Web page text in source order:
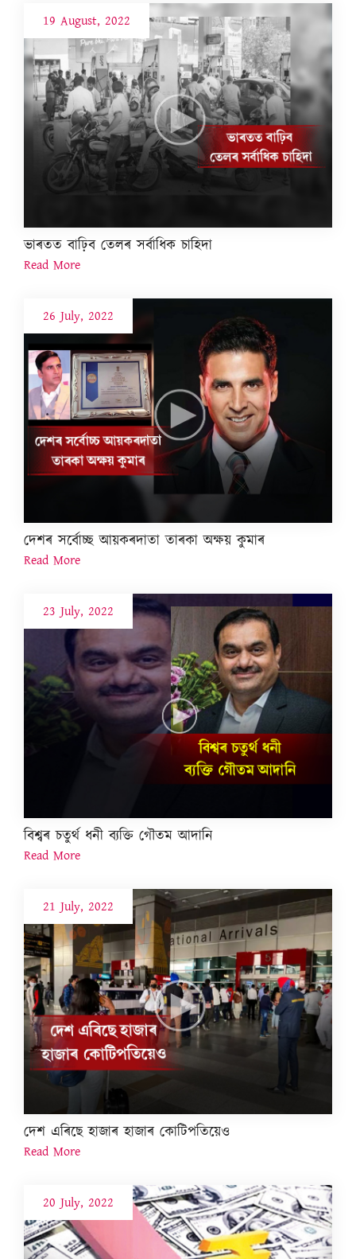
19 August, 2022
ভাৰতত বাঢ়িব তেলৰ সৰ্বাধিক চাহিদা
Read More
26 July, 2022
দেশৰ সৰ্বোচ্ছ আয়কৰদাতা তাৰকা অক্ষয় কুমাৰ
Read More
23 July, 2022
বিশ্বৰ চতুৰ্থ ধনী ব্যক্তি গৌতম আদানি
Read More
21 July, 2022
দেশ এৰিছে হাজাৰ হাজাৰ কোটিপতিয়েও
Read More
20 July, 2022